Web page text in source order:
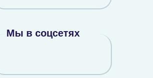
Мы в соцсетях